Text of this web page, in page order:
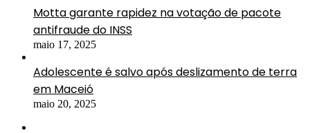
Motta garante rapidez na votação de pacote
antifraude do INSS
maio 17, 2025
Adolescente é salvo após deslizamento de terra
em Maceió
maio 20, 2025